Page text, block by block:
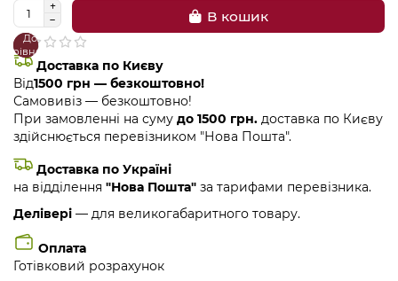
В кошик
В
закладки
До
Доставка по Києву
Від1500 грн — безкоштовно!
Самовивіз — безкоштовно!
При замовленні на суму до 1500 грн. доставка по Києву
здійснюється перевізником "Нова Пошта".
Доставка по Україні
на відділення "Нова Пошта" за тарифами перевізника.
Делівері — для великогабаритного товару.
Оплата
Готівковий розрахунок